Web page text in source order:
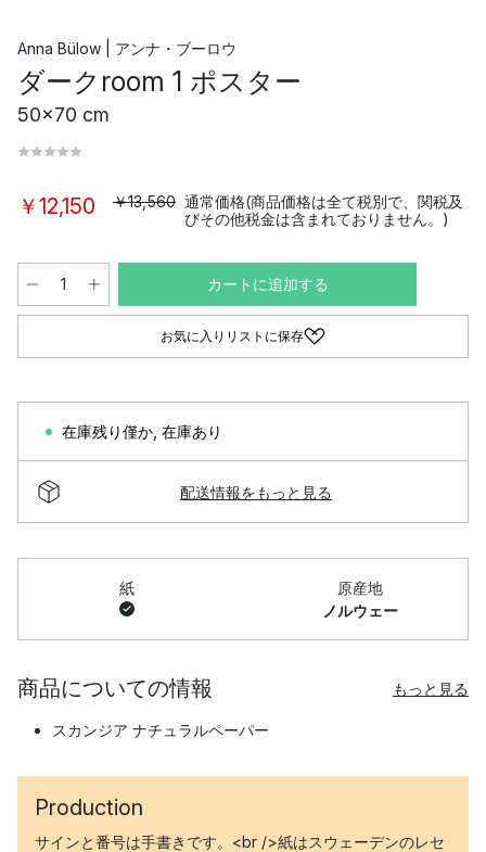
Anna Bülow | アンナ・ブーロウ
ダークroom 1 ポスター
50x70 cm
￥12,150 ￥13,560 通常価格(商品価格は全て税別で、関税及
びその他税金は含まれておりません。)
カートに追加する
お気に入りリストに保存
在庫残り僅か 在庫あり
配送情報をもっと見る
紙
原産地
ノルウェー
商品についての情報 もっと見る
スカンジア ナチュラルペーパー
Production
サインと番号は手書きです。<br />紙はスウェーデンのレセ